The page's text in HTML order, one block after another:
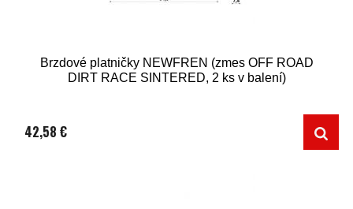
Brzdové platničky NEWFREN (zmes OFF ROAD
DIRT RACE SINTERED, 2 ks v balení)
42,58 €